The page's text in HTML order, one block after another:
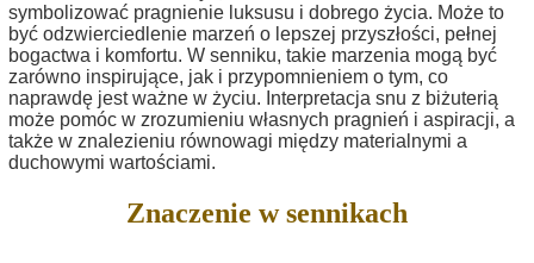
symbolizować pragnienie luksusu i dobrego życia. Może to
być odzwierciedlenie marzeń o lepszej przyszłości, pełnej
bogactwa i komfortu. W senniku, takie marzenia mogą być
zarówno inspirujące, jak i przypomnieniem o tym, co
naprawdę jest ważne w życiu. Interpretacja snu z biżuterią
może pomóc w zrozumieniu własnych pragnień i aspiracji, a
także w znalezieniu równowagi między materialnymi a
duchowymi wartościami.
Znaczenie w sennikach